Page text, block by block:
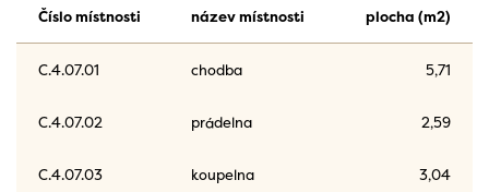
Číslo místnosti název místnosti plocha (m2)
C.4.07.01 chodba 5,71
C.4.07.02 prádelna 2,59
C.4.07.03 koupelna 3,04